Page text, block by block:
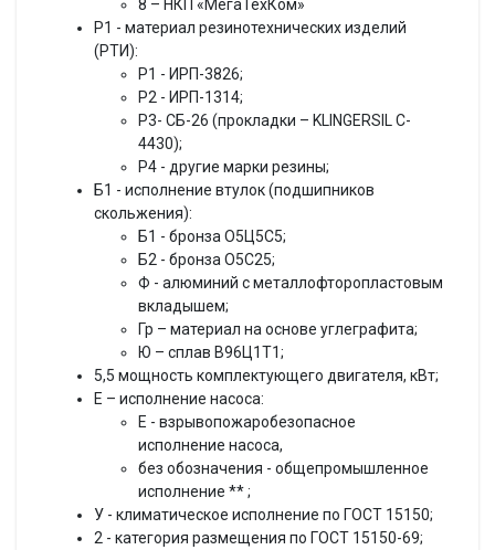
8 – НКП «МегаТехКом»
Р1 - материал резинотехнических изделий
(РТИ):
Р1 - ИРП-3826;
Р2 - ИРП-1314;
Р3- СБ-26 (прокладки – KLINGERSIL C-
4430);
Р4 - другие марки резины;
Б1 - исполнение втулок (подшипников
скольжения):
Б1 - бронза О5Ц5С5;
Б2 - бронза О5С25;
Ф - алюминий с металлофторопластовым
вкладышем;
Гр – материал на основе углеграфита;
Ю – сплав В96Ц1Т1;
5,5 мощность комплектующего двигателя, кВт;
Е – исполнение насоса:
Е - взрывопожаробезопасное
исполнение насоса,
без обозначения - общепромышленное
исполнение ** ;
У - климатическое исполнение по ГОСТ 15150;
2 - категория размещения по ГОСТ 15150-69;